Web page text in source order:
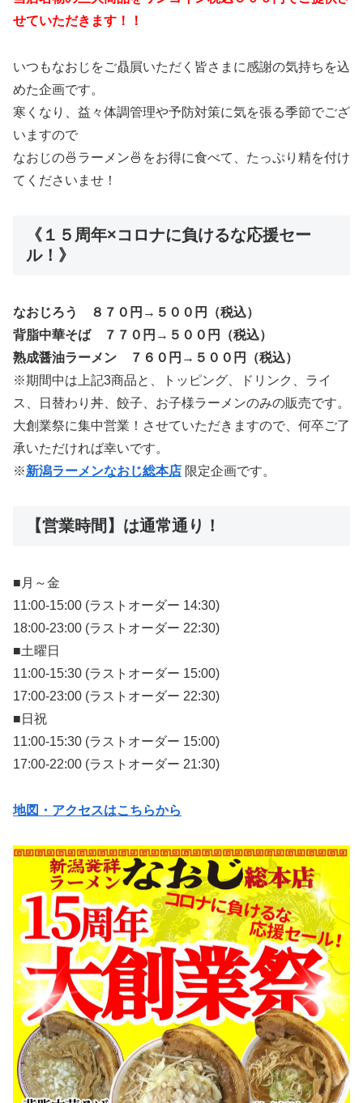
せていただきます！！
いつもなおじをご贔屓いただく皆さまに感謝の気持ちを込
めた企画です。
寒くなり、益々体調管理や予防対策に気を張る季節でござ
いますので
なおじの🍜ラーメン🍜をお得に食べて、たっぷり精を付け
てくださいませ！
《１５周年×コロナに負けるな応援セー
ル！》
なおじろう ８７０円→５００円（税込）
背脂中華そば ７７０円→５００円（税込）
熟成醤油ラーメン ７６０円→５００円（税込）
※期間中は上記3商品と、トッピング、ドリンク、ライ
ス、日替わり丼、餃子、お子様ラーメンのみの販売です。
大創業祭に集中営業！させていただきますので、何卒ご了
承いただければ幸いです。
※新潟ラーメンなおじ総本店 限定企画です。
【営業時間】は通常通り！
■月～金
11:00-15:00 (ラストオーダー 14:30)
18:00-23:00 (ラストオーダー 22:30)
■土曜日
11:00-15:30 (ラストオーダー 15:00)
17:00-23:00 (ラストオーダー 22:30)
■日祝
11:00-15:30 (ラストオーダー 15:00)
17:00-22:00 (ラストオーダー 21:30)
地図・アクセスはこちらから